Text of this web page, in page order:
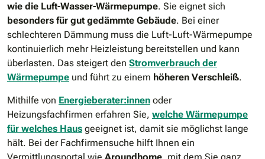
wie die Luft-Wasser-Wärmepumpe. Sie eignet sich
besonders für gut gedämmte Gebäude. Bei einer
schlechteren Dämmung muss die Luft-Luft-Wärmepumpe
kontinuierlich mehr Heizleistung bereitstellen und kann
überlasten. Das steigert den Stromverbrauch der
Wärmepumpe und führt zu einem höheren Verschleiß.
Mithilfe von Energieberater:innen oder
Heizungsfachfirmen erfahren Sie, welche Wärmepumpe
für welches Haus geeignet ist, damit sie möglichst lange
hält. Bei der Fachfirmensuche hilft Ihnen ein